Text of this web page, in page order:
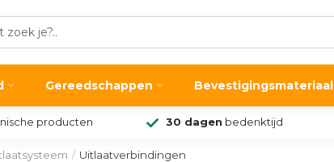
Gereedschappen Bevestigingsmateriaal
producten 30 dagen bedenktijd
/ Uitlaatverbindingen